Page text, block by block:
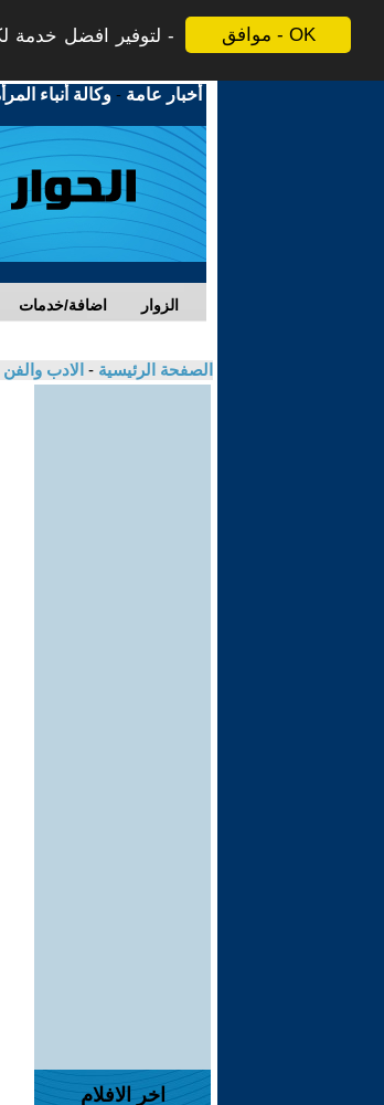
موافق - OK
لتوفير افضل خدمة
أخبار عامة -وكالة أنباء
اضافة/خدمات الزوار
الصفحة الرئيسية - الادب والفن
اخر الافلام